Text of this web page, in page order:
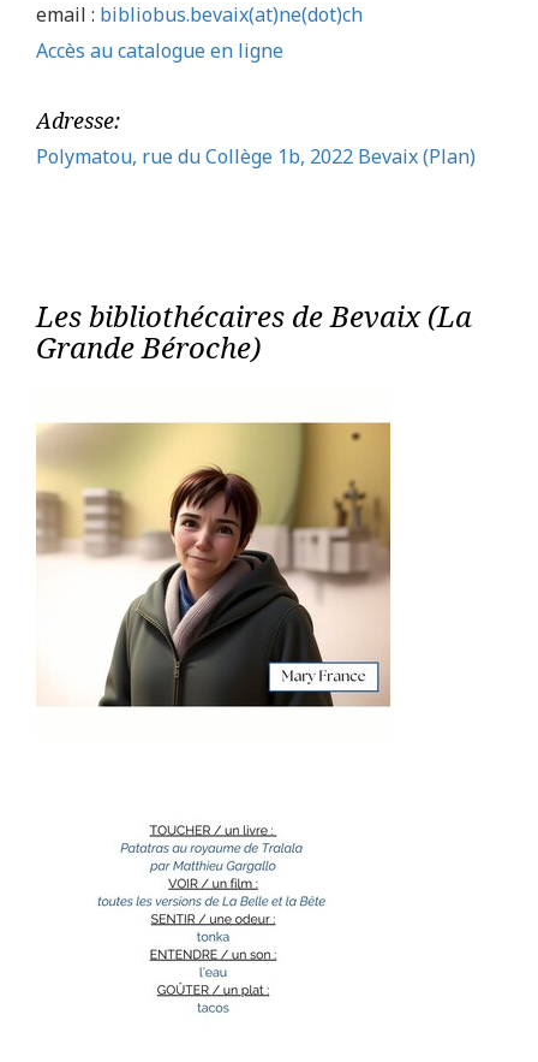
email : bibliobus.bevaix(at)ne(dot)ch
Accès au catalogue en ligne
Adresse:
Polymatou, rue du Collège 1b, 2022 Bevaix (Plan)
Les bibliothécaires de Bevaix (La
Grande Béroche)